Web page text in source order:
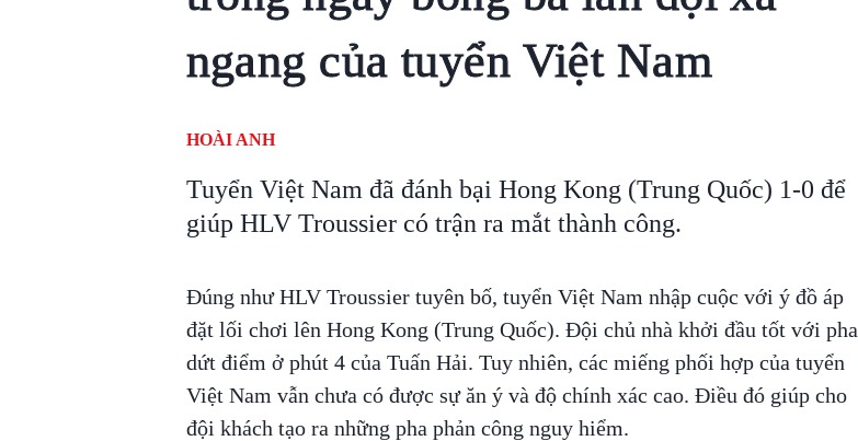
ngang của tuyển Việt Nam
HOÀI ANH
Tuyển Việt Nam đã đánh bại Hong Kong (Trung Quốc) 1-0 để
giúp HLV Troussier có trận ra mắt thành công.
Đúng như HLV Troussier tuyên bố, tuyển Việt Nam nhập cuộc với ý đồ áp
đặt lối chơi lên Hong Kong (Trung Quốc). Đội chủ nhà khởi đầu tốt với pha
dứt điểm ở phút 4 của Tuấn Hải. Tuy nhiên, các miếng phối hợp của tuyển
Việt Nam vẫn chưa có được sự ăn ý và độ chính xác cao. Điều đó giúp cho
đội khách tạo ra những pha phản công nguy hiểm.